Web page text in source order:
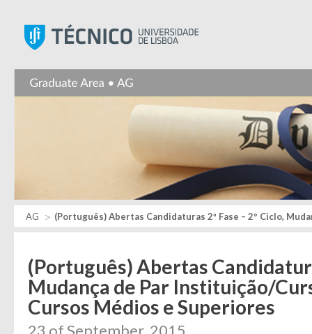
AG (Português) Abertas Candidaturas 2ª Fase – 2º Ciclo,
(Português) Abertas
Mudança de Par Instituição/
Cursos Médios e Superiores
23 of September, 2015